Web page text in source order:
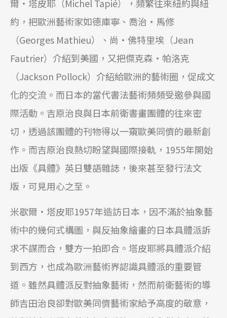
爾‧塔皮耶（Michel Tapié），頻繁往來紐約與紐
約，把歐洲藝術家如德庫寧、喬治‧馬修
（Georges Mathieu）、尚‧佛特里埃（Jean
Fautrier）介紹到美國，又把傑克森‧帕洛克
（Jackson Pollock）介紹給歐洲的藝術圈，促成文
化的交流。而日本的當代書法藝術頻頻受邀參與國
際活動。吉原治良與日本前衛書畫團體的往來密
切，透過該團體的刊物得以一窺歐美同儕的最新創
作。而吉原治良熱切盼望與國際接軌，1955年開始
出版《具體》英日雙語雜誌，後來甚至發行法文
版，可見用心之至。
米歇爾‧塔皮耶1957年造訪日本，因不滿於抽象藝
術中的幾何式構圖，與反抽象繪畫的日本具體派訴
求不謀而合，雙方一拍即合。塔皮耶將具體派介紹
到西方，也成為歐洲藝術界認識具體派的重要管
道。雖然具體派反對抽象藝術，然而前衛藝術的導
師吉田治良卻對歐美同儕藝術家給予高度的敬意，